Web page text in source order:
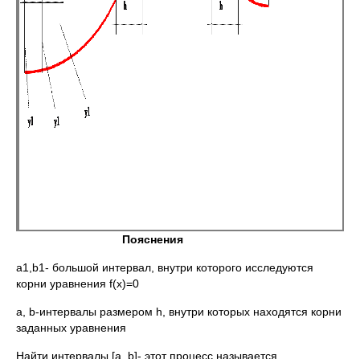
Пояснения
a1,b1- большой интервал, внутри которого исследуются
корни уравнения f(x)=0
a, b-интервалы размером h, внутри которых находятся корни
заданных уравнения
Найти интервалы [a, b]- этот процесс называется